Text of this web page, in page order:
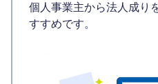
個人事業主から法人成り
すすめです。